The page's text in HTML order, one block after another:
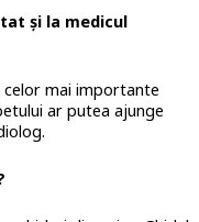
și la medicul
celor mai importante
ar putea ajunge